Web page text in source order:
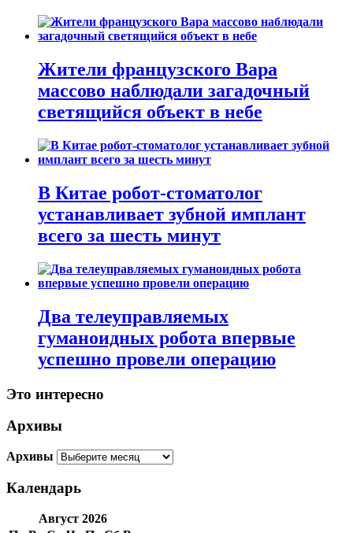
Жители французского Вара
массово наблюдали загадочный
светящийся объект в небе
В Китае робот-стоматолог
устанавливает зубной имплант
всего за шесть минут
Два телеуправляемых
гуманоидных робота впервые
успешно провели операцию
Это интересно
Архивы
Архивы
Календарь
Август 2026